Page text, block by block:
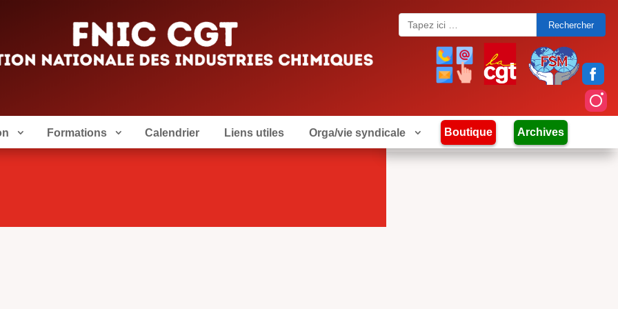
Search
for:
Formations Calendrier Liens utiles Orga/vie syndicale Boutique Archives